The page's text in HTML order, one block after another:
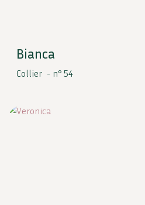
Bianca
Collier - n° 54